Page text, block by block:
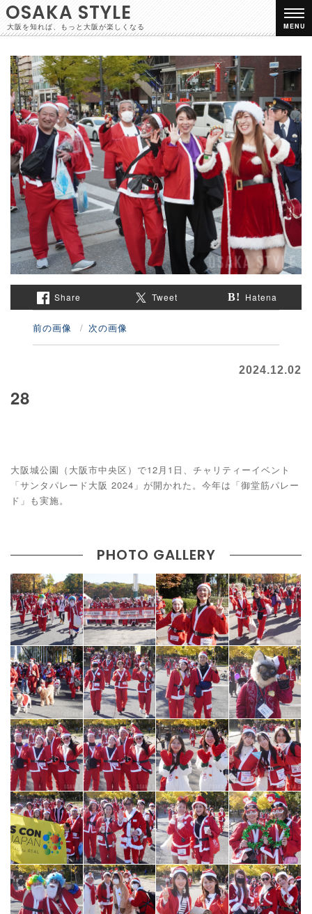
OSAKA STYLE
大阪を知れば、もっと大阪が楽しくなる MENU
Share Tweet Hatena
前の画像 次の画像
2024.12.02
28
大阪城公園（大阪市中央区）で12月1日、チャリティーイベント
「サンタパレード大阪 2024」が開かれた。今年は「御堂筋パレー
ド」も実施。
PHOTO GALLERY